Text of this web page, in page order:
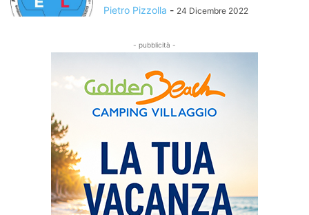
Pietro Pizzolla - 24 Dicembre 2022
- pubblicità -